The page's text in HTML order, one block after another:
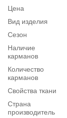
Цена
Вид изделия
Сезон
Наличие
карманов
Количество
карманов
Свойства ткани
Страна
производитель